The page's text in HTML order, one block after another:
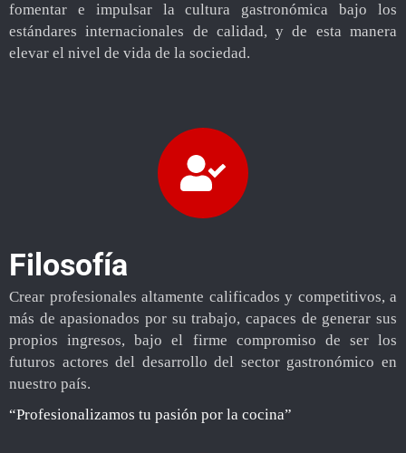
fomentar e impulsar la cultura gastronómica bajo los
estándares internacionales de calidad, y de esta manera
elevar el nivel de vida de la sociedad.
Filosofía
Crear profesionales altamente calificados y competitivos, a
más de apasionados por su trabajo, capaces de generar sus
propios ingresos, bajo el firme compromiso de ser los
futuros actores del desarrollo del sector gastronómico en
nuestro país.
“Profesionalizamos tu pasión por la cocina”